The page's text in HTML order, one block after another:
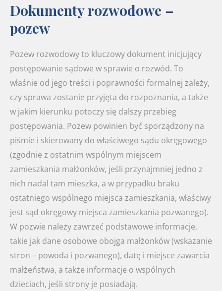
Dokumenty rozwodowe –
pozew
Pozew rozwodowy to kluczowy dokument inicjujący
postępowanie sądowe w sprawie o rozwód. To
właśnie od jego treści i poprawności formalnej zależy,
czy sprawa zostanie przyjęta do rozpoznania, a także
w jakim kierunku potoczy się dalszy przebieg
postępowania. Pozew powinien być sporządzony na
piśmie i skierowany do właściwego sądu okręgowego
(zgodnie z ostatnim wspólnym miejscem
zamieszkania małżonków, jeśli przynajmniej jedno z
nich nadal tam mieszka, a w przypadku braku
ostatniego wspólnego miejsca zamieszkania, właściwy
jest sąd okręgowy miejsca zamieszkania pozwanego).
W pozwie należy zawrzeć podstawowe informacje,
takie jak dane osobowe obojga małżonków (wskazanie
stron – powoda i pozwanego), datę i miejsce zawarcia
małżeństwa, a także informacje o wspólnych
dzieciach, jeśli strony je posiadają.